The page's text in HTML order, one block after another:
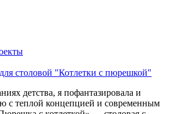
столовой "Котлетки с пюрешкой"
детства, я пофантазировала и
с теплой концепцией и современным